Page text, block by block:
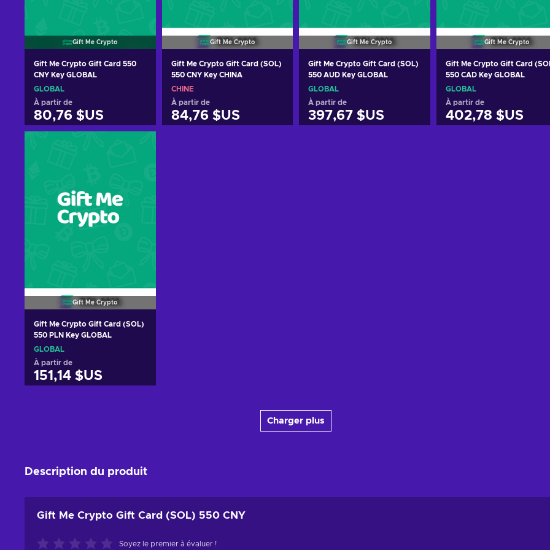
Gift Me Crypto
Gift Me Crypto Gift Card 550
CNY Key GLOBAL
GLOBAL
À partir de
80,76 $US
Gift Me Crypto
Gift Me Crypto Gift Card (SOL)
550 CNY Key CHINA
CHINE
À partir de
84,76 $US
Gift Me Crypto
Gift Me Crypto Gift Card (SOL)
550 AUD Key GLOBAL
GLOBAL
À partir de
397,67 $US
Gift Me Crypto
Gift Me Crypto Gift Card
550 CAD Key GLOBAL
GLOBAL
À partir de
402,78 $US
Gift Me Crypto
Gift Me Crypto Gift Card (SOL)
550 PLN Key GLOBAL
GLOBAL
À partir de
151,14 $US
Charger plus
Description du produit
Gift Me Crypto Gift Card (SOL) 550 CNY
Soyez le premier à évaluer !